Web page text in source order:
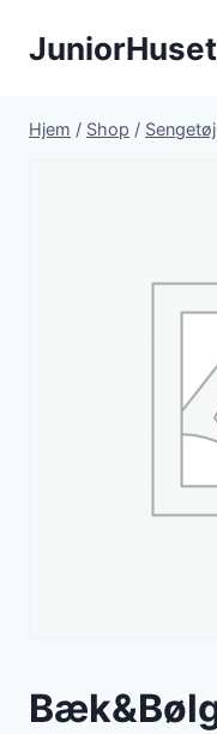
JuniorHuset
Hjem / Shop / Sengetøj